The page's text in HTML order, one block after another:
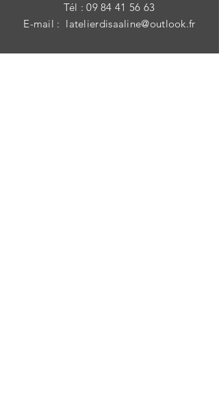
Tél :09 84 41 56 63
E-mail : latelierdisaaline@outlook.fr